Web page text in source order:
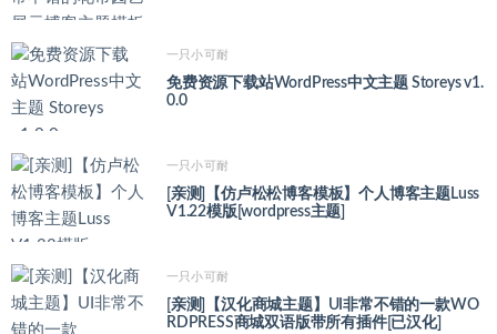
一只小可耐
免费资源下载站WordPress中文主题 Storeys v1.
0.0
一只小可耐
[亲测]【仿卢松松博客模板】个人博客主题Luss
V1.22模版[wordpress主题]
一只小可耐
[亲测]【汉化商城主题】UI非常不错的一款WO
RDPRESS商城双语版带所有插件[已汉化]